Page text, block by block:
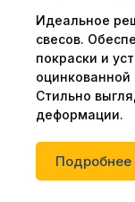
Идеальное
свесов.
покраски и
Стильно
деформации.
Подробнее